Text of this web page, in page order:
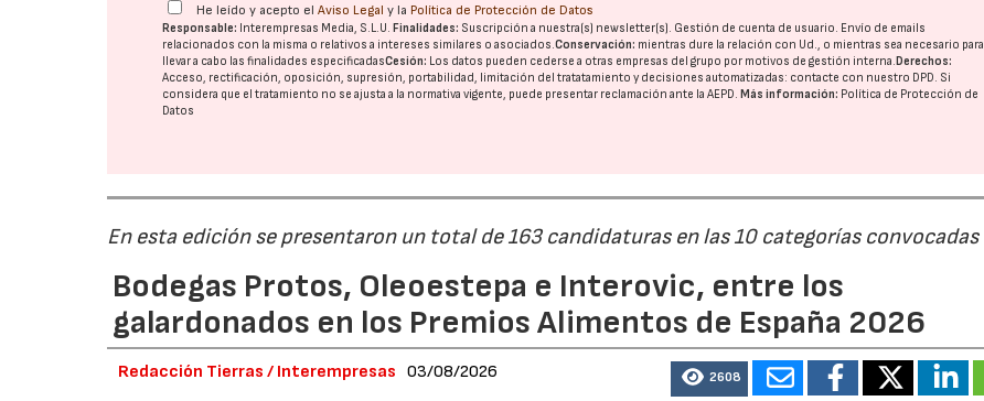
He leído y acepto elAviso Legal y la Política de Protección de Datos
Responsable: Interempresas Media, S.L.U.Finalidades: Suscripción a nuestra(s) newsletter(s). Gestión de cuenta de usuario. Envío de emails
relacionados con la misma o relativos a intereses similares o asociados.Conservación: mientras dure la relación con Ud., o mientras sea necesario para
llevar a cabo las finalidades especificadasCesión: Los datos pueden cederse a otras empresas del grupo por motivos de gestión interna.Derechos:
Acceso, rectificación, oposición, supresión, portabilidad, limitación del tratatamiento y decisiones automatizadas: contacte con nuestro DPD. Si
considera que el tratamiento no se ajusta a la normativa vigente, puede presentar reclamación ante laAEPD.Más información: Política de Protección de
Datos
En esta edición se presentaron un total de 163 candidaturas en las 10 categorías convocadas
Bodegas Protos, Oleoestepa e Interovic, entre los
galardonados en los Premios Alimentos de España 2026
Redacción Tierras / Interempresas 03/08/2026 2608